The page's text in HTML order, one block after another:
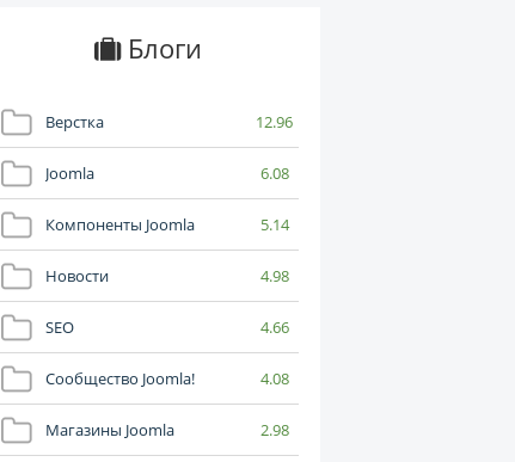
Блоги
Верстка 12.96
Joomla 6.08
Компоненты Joomla 5.14
Новости 4.98
SEO 4.66
Сообщество Joomla! 4.08
Магазины Joomla 2.98